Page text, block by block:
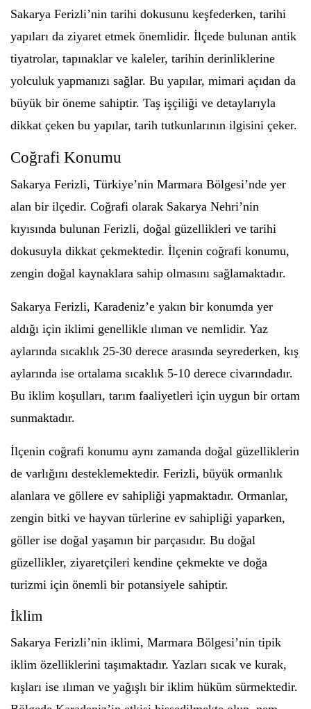
Sakarya Ferizli’nin tarihi dokusunu keşfederken, tarihi
yapıları da ziyaret etmek önemlidir. İlçede bulunan antik
tiyatrolar, tapınaklar ve kaleler, tarihin derinliklerine
yolculuk yapmanızı sağlar. Bu yapılar, mimari açıdan da
büyük bir öneme sahiptir. Taş işçiliği ve detaylarıyla
dikkat çeken bu yapılar, tarih tutkunlarının ilgisini çeker.
Coğrafi Konumu
Sakarya Ferizli, Türkiye’nin Marmara Bölgesi’nde yer
alan bir ilçedir. Coğrafi olarak Sakarya Nehri’nin
kıyısında bulunan Ferizli, doğal güzellikleri ve tarihi
dokusuyla dikkat çekmektedir. İlçenin coğrafi konumu,
zengin doğal kaynaklara sahip olmasını sağlamaktadır.
Sakarya Ferizli, Karadeniz’e yakın bir konumda yer
aldığı için iklimi genellikle ılıman ve nemlidir. Yaz
aylarında sıcaklık 25-30 derece arasında seyrederken, kış
aylarında ise ortalama sıcaklık 5-10 derece civarındadır.
Bu iklim koşulları, tarım faaliyetleri için uygun bir ortam
sunmaktadır.
İlçenin coğrafi konumu aynı zamanda doğal güzelliklerin
de varlığını desteklemektedir. Ferizli, büyük ormanlık
alanlara ve göllere ev sahipliği yapmaktadır. Ormanlar,
zengin bitki ve hayvan türlerine ev sahipliği yaparken,
göller ise doğal yaşamın bir parçasıdır. Bu doğal
güzellikler, ziyaretçileri kendine çekmekte ve doğa
turizmi için önemli bir potansiyele sahiptir.
İklim
Sakarya Ferizli’nin iklimi, Marmara Bölgesi’nin tipik
iklim özelliklerini taşımaktadır. Yazları sıcak ve kurak,
kışları ise ılıman ve yağışlı bir iklim hüküm sürmektedir.